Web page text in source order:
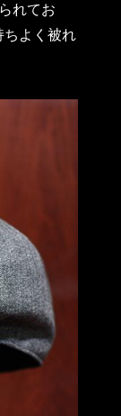
れてお
ちよく被れ